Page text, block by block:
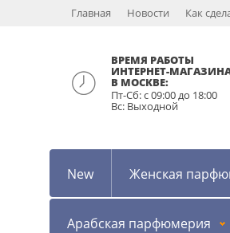
Главная Новости Как
ВРЕМЯ РАБОТЫ
ИНТЕРНЕТ-
В МОСКВЕ:
Пт-Сб: с 09:00 до 18:00
Вс: Выходной
New Женская
Арабская парфюмерия